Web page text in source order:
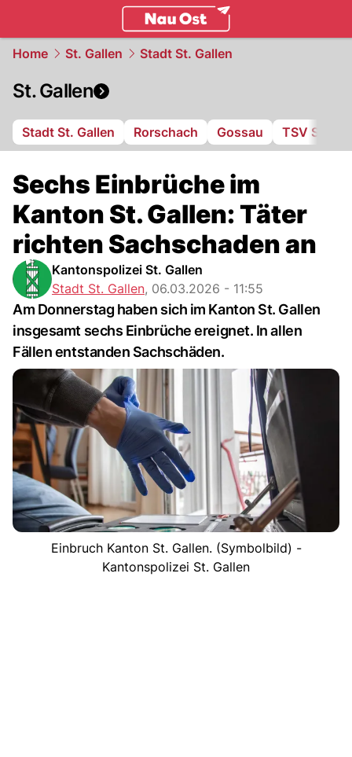
Home St. Gallen Stadt St. Gallen
St. Gallen
Stadt St. Gallen Rorschach Gossau TSV St.
Sechs Einbrüche im
Kanton St. Gallen: Täter
richten Sachschaden an
Kantonspolizei St. Gallen
Stadt St. Gallen, 06.03.2026 - 11:55
Am Donnerstag haben sich im Kanton St. Gallen
insgesamt sechs Einbrüche ereignet. In allen
Fällen entstanden Sachschäden.
Einbruch Kanton St. Gallen. (Symbolbild) -
Kantonspolizei St. Gallen